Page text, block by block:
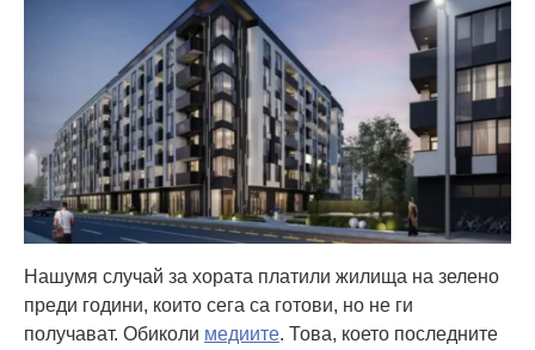
Нашумя случай за хората платили жилища на зелено
преди години, които сега са готови, но не ги
получават. Обиколи медиите. Това, което последните